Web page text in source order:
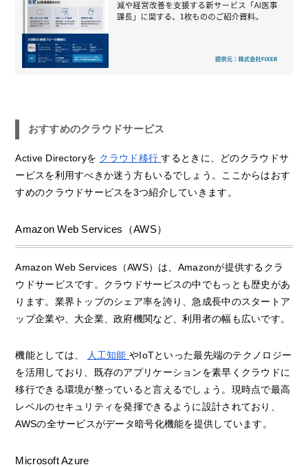
おすすめのクラウドサービス
Active Directoryを クラウド移行するときに、どのクラウドサ
ービスを利用すべきか迷う方もいるでしょう。ここからはおす
すめのクラウドサービスを3つ紹介していきます。
Amazon Web Services（AWS）
Amazon Web Services（AWS）は、Amazonが提供するクラ
ウドサービスです。クラウドサービスの中でもっとも歴史があ
ります。業界トップのシェア率を誇り、急成長中のスタートア
ップ企業や、大企業、政府機関など、利用者の幅も広いです。
機能としては、 人工知能やIoTといった最先端のテクノロジー
を活用しており、既存のアプリケーションを素早くクラウドに
移行できる環境が整っていると言えるでしょう。現時点で最高
レベルのセキュリティを発揮できるように設計されており、
AWSの全サービスがデータ暗号化機能を提供しています。
Microsoft Azure